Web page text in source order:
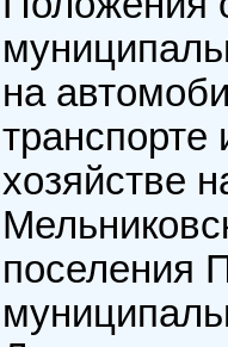
на
хозяйстве
поселения